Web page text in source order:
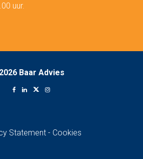
uur.
2026 Baar Advies
Statement - Cookies